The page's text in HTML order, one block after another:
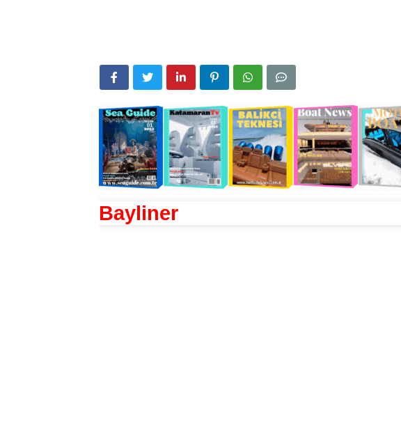
Bayliner